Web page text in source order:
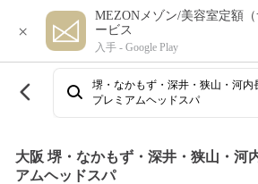
×
MEZONメゾン/美容室定額
ービス
入手 - Google Play
堺・なかもず・深井・狭山・河内
プレミアムヘッドスパ
大阪 堺・なかもず・深井・狭山・河
アムヘッドスパ